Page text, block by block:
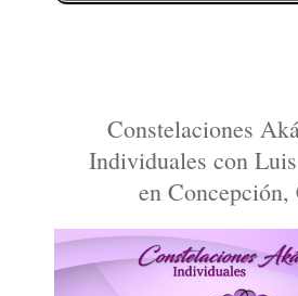
Constelaciones
Individuales con
en Concepción,